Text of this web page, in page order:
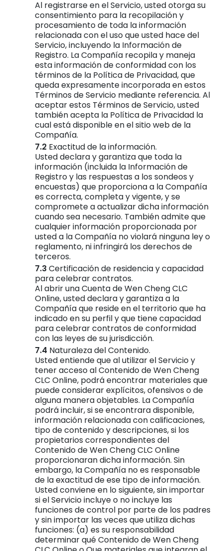
Al registrarse en el Servicio, usted otorga su
consentimiento para la recopilación y
procesamiento de toda la información
relacionada con el uso que usted hace del
Servicio, incluyendo la Información de
Registro. La Compañía recopila y maneja
esta información de conformidad con los
términos de la Política de Privacidad, que
queda expresamente incorporada en estos
Términos de Servicio mediante referencia. Al
aceptar estos Términos de Servicio, usted
también acepta la Política de Privacidad la
cual está disponible en el sitio web de la
Compañía.
Exactitud de la información.
Usted declara y garantiza que toda la
información (incluida la Información de
Registro y las respuestas a los sondeos y
encuestas) que proporciona a la Compañía
es correcta, completa y vigente, y se
compromete a actualizar dicha información
cuando sea necesario. También admite que
cualquier información proporcionada por
usted a la Compañía no violará ninguna ley o
reglamento, ni infringirá los derechos de
terceros.
Certificación de residencia y capacidad
para celebrar contratos.
Al abrir una Cuenta de Wen Cheng CLC
Online, usted declara y garantiza a la
Compañía que reside en el territorio que ha
indicado en su perfil y que tiene capacidad
para celebrar contratos de conformidad
con las leyes de su jurisdicción.
Naturaleza del Contenido.
Usted entiende que al utilizar el Servicio y
tener acceso al Contenido de Wen Cheng
CLC Online, podrá encontrar materiales que
puede considerar explícitos, ofensivos o de
alguna manera objetables. La Compañía
podrá incluir, si se encontrara disponible,
información relacionada con calificaciones,
tipo de contenido y descripciones, si los
propietarios correspondientes del
Contenido de Wen Cheng CLC Online
proporcionaran dicha información. Sin
embargo, la Compañía no es responsable
de la exactitud de ese tipo de información.
Usted conviene en lo siguiente, sin importar
si el Servicio incluye o no incluye las
funciones de control por parte de los padres
y sin importar las veces que utiliza dichas
funciones: (a) es su responsabilidad
determinar qué Contenido de Wen Cheng